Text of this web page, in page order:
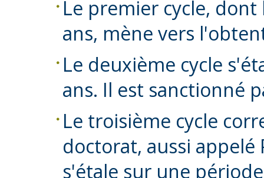
Le premier cycle,
ans, mène vers
Le deuxième cycle
ans. Il est sanctionné
Le troisième cycle
doctorat, aussi appelé
s'étale sur une